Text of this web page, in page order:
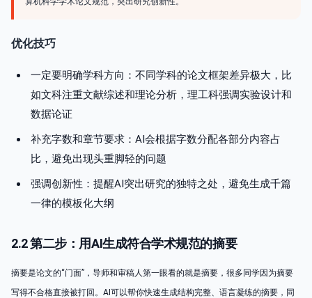
优化技巧
一定要明确学科方向：不同学科的论文框架差异极大，比
如文科注重文献综述和理论分析，理工科强调实验设计和
数据论证
补充字数和章节要求：AI会根据字数分配各部分内容占
比，避免出现头重脚轻的问题
强调创新性：提醒AI突出研究的独特之处，避免生成千篇
一律的模板化大纲
2.2 第二步：用AI生成符合学术规范的摘要
摘要是论文的“门面”，导师和审稿人第一眼看的就是摘要，很多同学因为摘要
写得不合格直接被打回。AI可以帮你快速生成结构完整、语言凝练的摘要，同